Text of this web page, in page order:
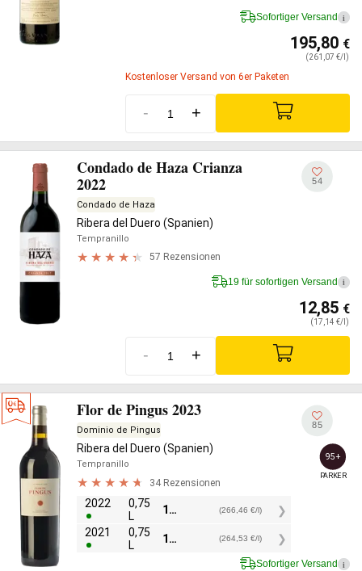
Sofortiger Versand i
195,80 €
(261,07 €/l)
Kostenloser Versand von 6er Paketen
- +
Condado de Haza Crianza
2022
Condado de Haza
Ribera del Duero (Spanien)
Tempranillo
57 Rezensionen
54
19 für sofortigen Versand i
12,85 €
(17,14 €/l)
- +
Flor de Pingus 2023
Dominio de Pingus
Ribera del Duero (Spanien)
Tempranillo
34 Rezensionen
2022
0,75
L
199,85 (266,46 €/l)
2021
0,75
L
198,40 (264,53 €/l)
85
95+
PARKER
Sofortiger Versand i